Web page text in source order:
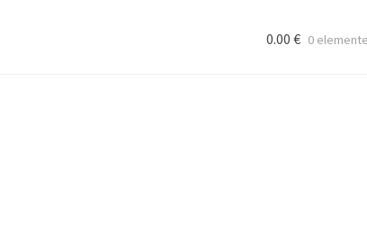
0.00 € 0 elemente